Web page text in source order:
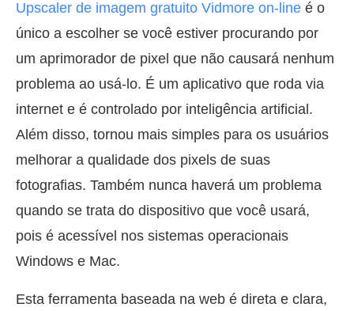
Upscaler de imagem gratuito Vidmore on-line é o
único a escolher se você estiver procurando por
um aprimorador de pixel que não causará nenhum
problema ao usá-lo. É um aplicativo que roda via
internet e é controlado por inteligência artificial.
Além disso, tornou mais simples para os usuários
melhorar a qualidade dos pixels de suas
fotografias. Também nunca haverá um problema
quando se trata do dispositivo que você usará,
pois é acessível nos sistemas operacionais
Windows e Mac.
Esta ferramenta baseada na web é direta e clara,